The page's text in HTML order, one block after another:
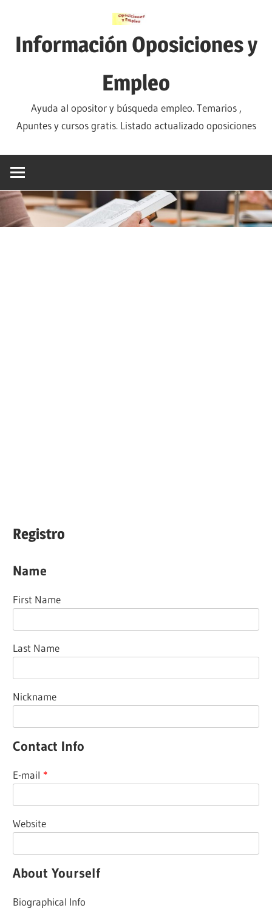
contenido
Información Oposiciones y
Empleo
Ayuda al opositor y búsqueda empleo. Temarios ,
Apuntes y cursos gratis. Listado actualizado oposiciones
Registro
Name
First Name
Last Name
Nickname
Contact Info
E-mail *
Website
About Yourself
Biographical Info